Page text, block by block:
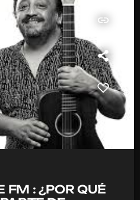
insert_link
FM : ¿POR QUÉ